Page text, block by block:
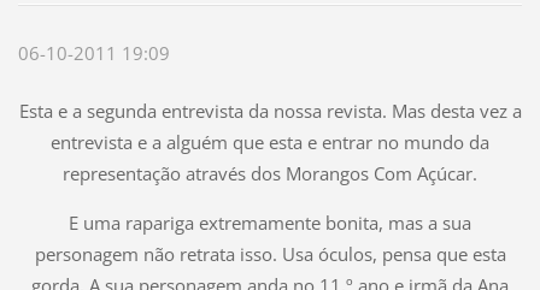
06-10-2011 19:09
Esta e a segunda entrevista da nossa revista. Mas desta vez a
entrevista e a alguém que esta e entrar no mundo da
representação através dos Morangos Com Açúcar.
E uma rapariga extremamente bonita, mas a sua
personagem não retrata isso. Usa óculos, pensa que esta